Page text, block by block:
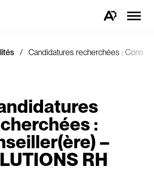
Ouvrez
d'accessibilité.
la
Candidatures recherchées :
:
–
RH